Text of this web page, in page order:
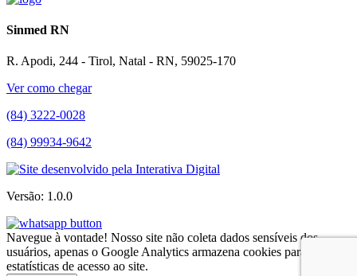
Sinmed RN
R. Apodi, 244 - Tirol, Natal - RN, 59025-170
Ver como chegar
(84) 3222-0028
(84) 99934-9642
Versão: 1.0.0
Navegue à vontade! Nosso site não coleta dados sensíveis dos
usuários, apenas o Google Analytics armazena cookies para
estatísticas de acesso ao site.